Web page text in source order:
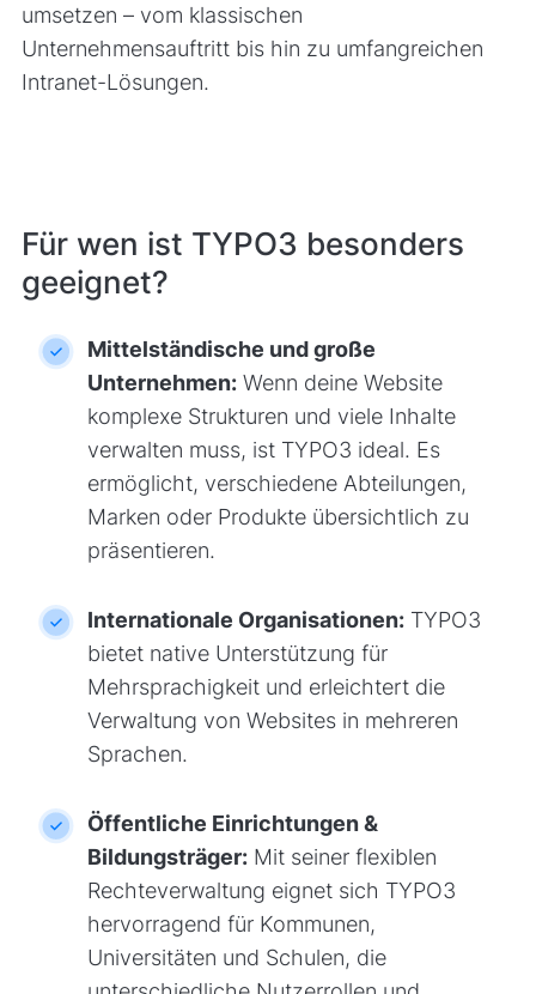
umsetzen – vom klassischen
Unternehmensauftritt bis hin zu umfangreichen
Intranet-Lösungen.
Für wen ist TYPO3 besonders
geeignet?
Mittelständische und große
Unternehmen:Wenn deine Website
komplexe Strukturen und viele Inhalte
verwalten muss, ist TYPO3 ideal. Es
ermöglicht, verschiedene Abteilungen,
Marken oder Produkte übersichtlich zu
präsentieren.
Internationale Organisationen:TYPO3
bietet native Unterstützung für
Mehrsprachigkeit und erleichtert die
Verwaltung von Websites in mehreren
Sprachen.
Öffentliche Einrichtungen &
Bildungsträger:Mit seiner flexiblen
Rechteverwaltung eignet sich TYPO3
hervorragend für Kommunen,
Universitäten und Schulen, die